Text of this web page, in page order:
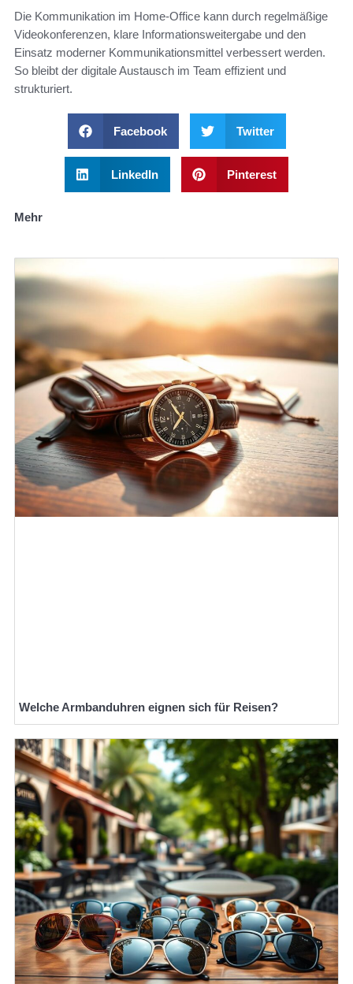
Die Kommunikation im Home-Office kann durch regelmäßige
Videokonferenzen, klare Informationsweitergabe und den
Einsatz moderner Kommunikationsmittel verbessert werden.
So bleibt der digitale Austausch im Team effizient und
strukturiert.
Facebook Twitter
LinkedIn Pinterest
Mehr
Welche Armbanduhren eignen sich für Reisen?